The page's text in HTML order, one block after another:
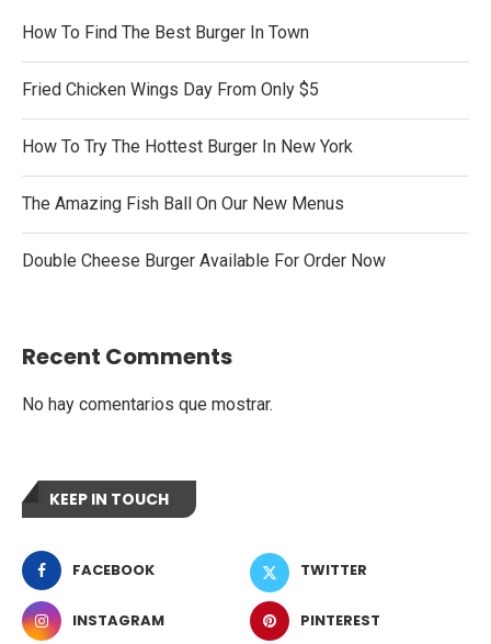
How To Find The Best Burger In Town
Fried Chicken Wings Day From Only $5
How To Try The Hottest Burger In New York
The Amazing Fish Ball On Our New Menus
Double Cheese Burger Available For Order Now
Recent Comments
No hay comentarios que mostrar.
KEEP IN TOUCH
FACEBOOK TWITTER
INSTAGRAM PINTEREST